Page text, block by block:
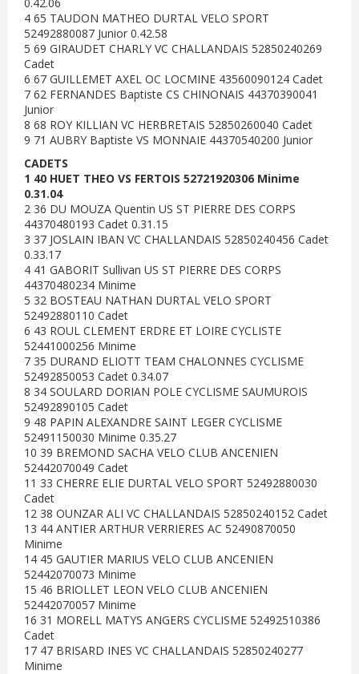
4 65 TAUDON MATHEO DURTAL VELO SPORT
52492880087 Junior 0.42.58
5 69 GIRAUDET CHARLY VC CHALLANDAIS 52850240269
Cadet
6 67 GUILLEMET AXEL OC LOCMINE 43560090124 Cadet
7 62 FERNANDES Baptiste CS CHINONAIS 44370390041
Junior
8 68 ROY KILLIAN VC HERBRETAIS 52850260040 Cadet
9 71 AUBRY Baptiste VS MONNAIE 44370540200 Junior
CADETS
1 40 HUET THEO VS FERTOIS 52721920306 Minime
0.31.04
2 36 DU MOUZA Quentin US ST PIERRE DES CORPS
44370480193 Cadet 0.31.15
3 37 JOSLAIN IBAN VC CHALLANDAIS 52850240456 Cadet
0.33.17
4 41 GABORIT Sullivan US ST PIERRE DES CORPS
44370480234 Minime
5 32 BOSTEAU NATHAN DURTAL VELO SPORT
52492880110 Cadet
6 43 ROUL CLEMENT ERDRE ET LOIRE CYCLISTE
52441000256 Minime
7 35 DURAND ELIOTT TEAM CHALONNES CYCLISME
52492850053 Cadet 0.34.07
8 34 SOULARD DORIAN POLE CYCLISME SAUMUROIS
52492890105 Cadet
9 48 PAPIN ALEXANDRE SAINT LEGER CYCLISME
52491150030 Minime 0.35.27
10 39 BREMOND SACHA VELO CLUB ANCENIEN
52442070049 Cadet
11 33 CHERRE ELIE DURTAL VELO SPORT 52492880030
Cadet
12 38 OUNZAR ALI VC CHALLANDAIS 52850240152 Cadet
13 44 ANTIER ARTHUR VERRIERES AC 52490870050
Minime
14 45 GAUTIER MARIUS VELO CLUB ANCENIEN
52442070073 Minime
15 46 BRIOLLET LEON VELO CLUB ANCENIEN
52442070057 Minime
16 31 MORELL MATYS ANGERS CYCLISME 52492510386
Cadet
17 47 BRISARD INES VC CHALLANDAIS 52850240277
Minime